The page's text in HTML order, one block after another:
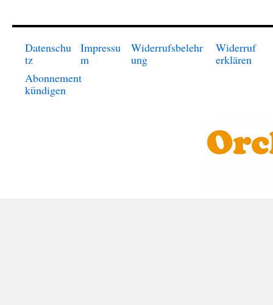
Datenschu
tz
Impressu
m
Widerrufsbelehr
ung
Widerruf
erklären
Abonnement
kündigen